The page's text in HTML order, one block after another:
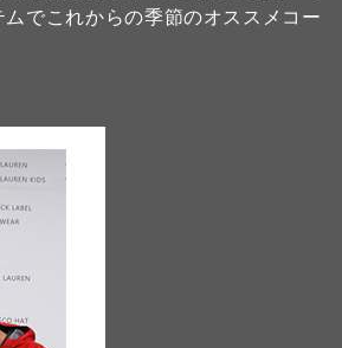
でこれからの季節のオススメコー